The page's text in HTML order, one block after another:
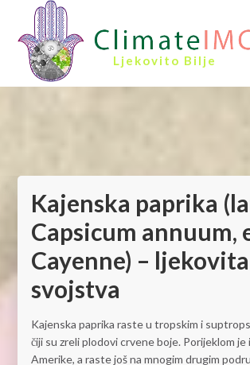
Ljekovito Bilje
Kajenska paprika
Capsicum annuum,
Cayenne) – ljekovita
svojstva
Kajenska paprika raste u tropskim i
čiji su zreli plodovi crvene boje. Porijeklom je
Amerike, a raste još na mnogim drugim